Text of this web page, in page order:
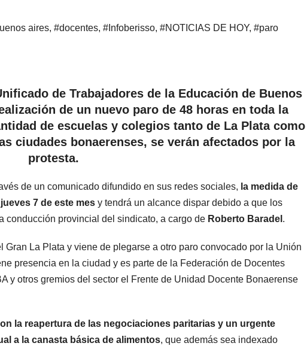
aires, #docentes, #Infoberisso, #NOTICIAS DE HOY, #paro
de Trabajadores de la Educación de Buenos
de un nuevo paro de 48 horas en toda la
de escuelas y colegios tanto de La Plata como
ciudades bonaerenses, se verán afectados por la
protesta.
de un comunicado difundido en sus redes sociales, la medida de
7 de este mes y tendrá un alcance dispar debido a que los
conducción provincial del sindicato, a cargo de Roberto Baradel .
La Plata y viene de plegarse a otro paro convocado por la Unión
presencia en la ciudad y es parte de la Federación de Docentes
y otros gremios del sector el Frente de Unidad Docente Bonaerense
la reapertura de las negociaciones paritarias y un urgente
a la canasta básica de alimentos, que además sea indexado